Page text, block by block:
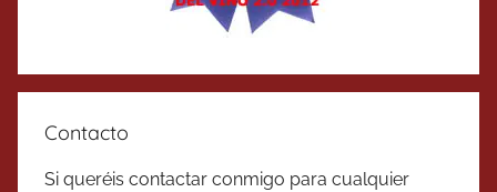
Contacto
Si queréis contactar conmigo para cualquier